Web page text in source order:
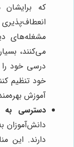
که
مشغله‌های
می‌کنند،
درسی خود
خود تنظیم
آموزش
دسترسی به
دانش‌آموزان
دارند. این